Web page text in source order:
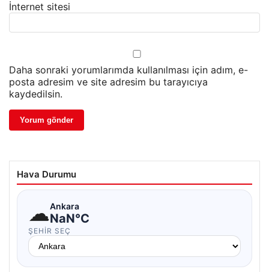
İnternet sitesi
Daha sonraki yorumlarımda kullanılması için adım, e-
posta adresim ve site adresim bu tarayıcıya
kaydedilsin.
Hava Durumu
☁Ankara
NaN°C
ŞEHIR SEÇ